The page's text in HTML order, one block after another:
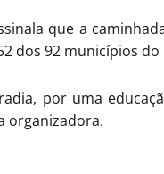
que a
dos 92 municípios do
por uma
organizadora.